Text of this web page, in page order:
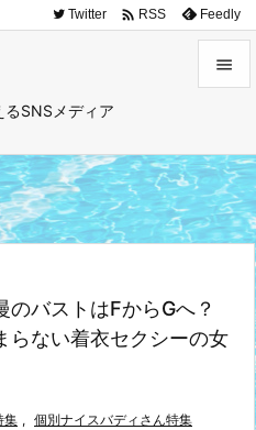
SNSメディア


サイド

前へ

Twitter  RSS Feedly
のバストはFからGへ？
らない着衣セクシーの女
集 , 個別ナイスバディさん特集